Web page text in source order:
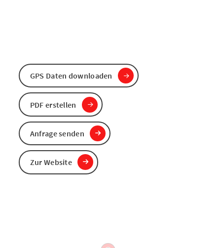
GPS Daten downloaden
PDF erstellen
Anfrage senden
Zur Website